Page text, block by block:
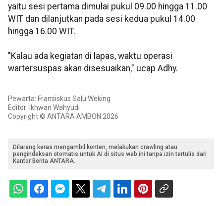
yaitu sesi pertama dimulai pukul 09.00 hingga 11.00
WIT dan dilanjutkan pada sesi kedua pukul 14.00
hingga 16.00 WIT.
"Kalau ada kegiatan di lapas, waktu operasi
wartersuspas akan disesuaikan," ucap Adhy.
Pewarta: Fransiskus Salu Weking
Editor: Ikhwan Wahyudi
Copyright © ANTARA AMBON 2026
Dilarang keras mengambil konten, melakukan crawling atau
pengindeksan otomatis untuk AI di situs web ini tanpa izin tertulis dari
Kantor Berita ANTARA.